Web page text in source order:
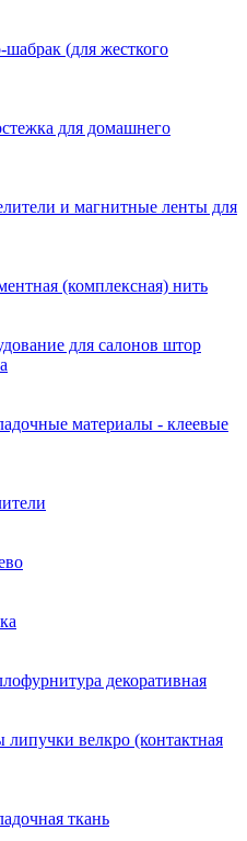
шабрак (для жесткого
для домашнего
и магнитные ленты для
(комплексная) нить
для салонов штор
материалы - клеевые
декоративная
липучки велкро (контактная
ткань